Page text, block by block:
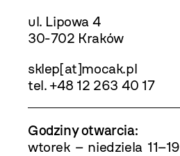
ul. Lipowa 4
30-702 Kraków
sklep[at]mocak.pl
tel. +48 12 263 40 17
Godziny otwarcia:
wtorek – niedziela 11–19